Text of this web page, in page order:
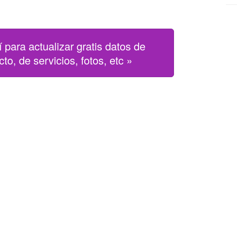
para actualizar gratis datos de
de servicios, fotos, etc »